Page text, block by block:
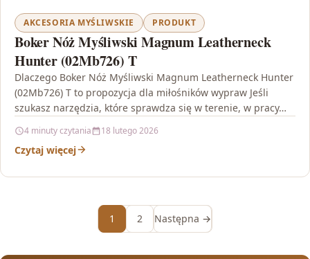
AKCESORIA MYŚLIWSKIE PRODUKT
Boker Nóż Myśliwski Magnum Leatherneck
Hunter (02Mb726) T
Dlaczego Boker Nóż Myśliwski Magnum Leatherneck Hunter
(02Mb726) T to propozycja dla miłośników wypraw Jeśli
szukasz narzędzia, które sprawdza się w terenie, w pracy…
4 minuty czytania 18 lutego 2026
Czytaj więcej
1 2 Następna →